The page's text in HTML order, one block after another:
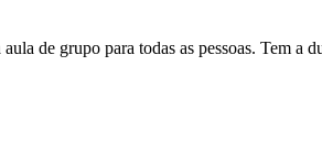
de grupo para todas as pessoas. Tem a